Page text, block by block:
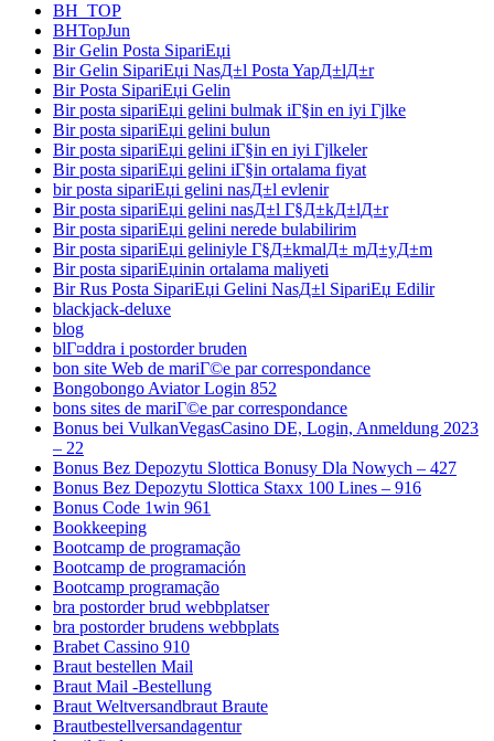
BH_TOP
BHTopJun
Bir Gelin Posta SipariЕџi
Bir Gelin SipariЕџi NasД±l Posta YapД±lД±r
Bir Posta SipariЕџi Gelin
Bir posta sipariЕџi gelini bulmak iГ§in en iyi Гјlke
Bir posta sipariЕџi gelini bulun
Bir posta sipariЕџi gelini iГ§in en iyi Гјlkeler
Bir posta sipariЕџi gelini iГ§in ortalama fiyat
bir posta sipariЕџi gelini nasД±l evlenir
Bir posta sipariЕџi gelini nasД±l Г§Д±kД±lД±r
Bir posta sipariЕџi gelini nerede bulabilirim
Bir posta sipariЕџi geliniyle Г§Д±kmalД± mД±yД±m
Bir posta sipariЕџinin ortalama maliyeti
Bir Rus Posta SipariЕџi Gelini NasД±l SipariЕџ Edilir
blackjack-deluxe
blog
blГ¤ddra i postorder bruden
bon site Web de mariГ©e par correspondance
Bongobongo Aviator Login 852
bons sites de mariГ©e par correspondance
Bonus bei VulkanVegasCasino DE, Login, Anmeldung 2023
– 22
Bonus Bez Depozytu Slottica Bonusy Dla Nowych – 427
Bonus Bez Depozytu Slottica Staxx 100 Lines – 916
Bonus Code 1win 961
Bookkeeping
Bootcamp de programação
Bootcamp de programación
Bootcamp programação
bra postorder brud webbplatser
bra postorder brudens webbplats
Brabet Cassino 910
Braut bestellen Mail
Braut Mail -Bestellung
Braut Weltversandbraut Braute
Brautbestellversandagentur